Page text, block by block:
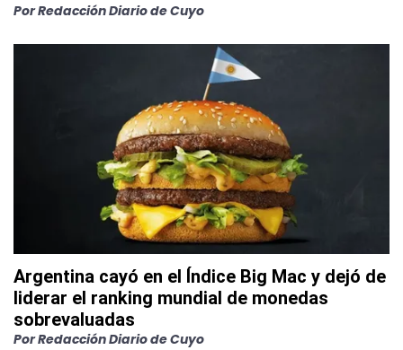
PorRedacción Diario de Cuyo
Argentina cayó en el Índice Big Mac y dejó de
liderar el ranking mundial de monedas
sobrevaluadas
PorRedacción Diario de Cuyo